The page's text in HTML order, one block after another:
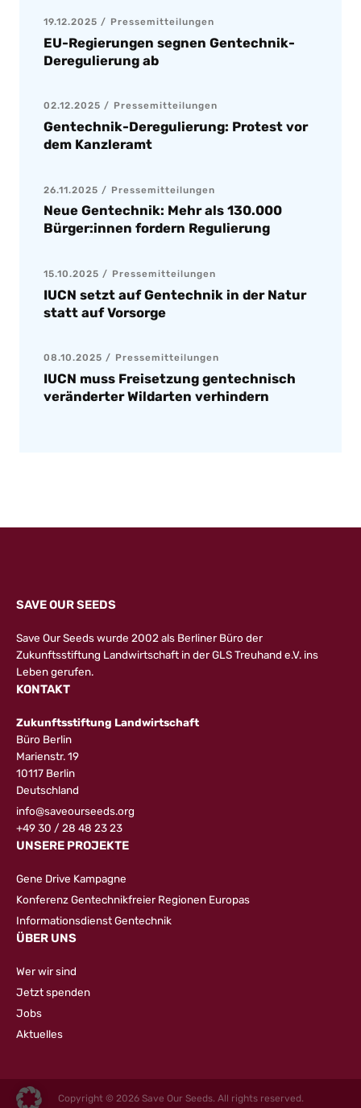
19.12.2025 Pressemitteilungen
EU-Regierungen segnen Gentechnik-
Deregulierung ab
02.12.2025 Pressemitteilungen
Gentechnik-Deregulierung: Protest vor
dem Kanzleramt
26.11.2025 Pressemitteilungen
Neue Gentechnik: Mehr als 130.000
Bürger:innen fordern Regulierung
15.10.2025 Pressemitteilungen
IUCN setzt auf Gentechnik in der Natur
statt auf Vorsorge
08.10.2025 Pressemitteilungen
IUCN muss Freisetzung gentechnisch
veränderter Wildarten verhindern
SAVE OUR SEEDS
Save Our Seeds wurde 2002 als Berliner Büro der
Zukunftsstiftung Landwirtschaft in der GLS Treuhand e.V. ins
Leben gerufen.
KONTAKT
Zukunftsstiftung Landwirtschaft
Büro Berlin
Marienstr. 19
10117 Berlin
Deutschland
info@saveourseeds.org
+49 30 / 28 48 23 23
UNSERE PROJEKTE
Gene Drive Kampagne
Konferenz Gentechnikfreier Regionen Europas
Informationsdienst Gentechnik
ÜBER UNS
Wer wir sind
Jetzt spenden
Jobs
Aktuelles
Copyright © 2026 Save Our Seeds. All rights reserved.